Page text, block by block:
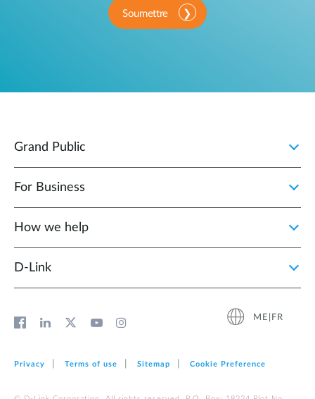
Soumettre
Grand Public
For Business
How we help
D‑Link
ME|FR
Privacy Terms of use Sitemap Cookie Preference